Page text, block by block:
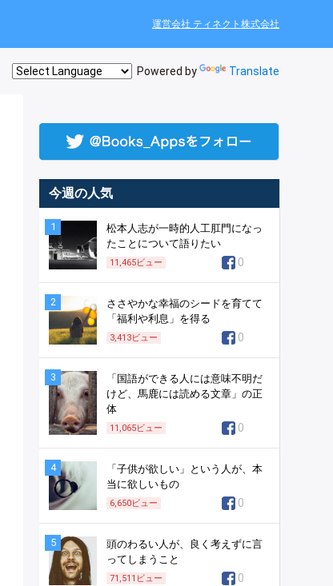
運営会社 ティネクト株式会社
Powered by Translate
今週の人気
1
松本人志が一時的人工肛門になっ
たことについて語りたい
11,465ビュー 0
2
ささやかな幸福のシードを育てて
「福利や利息」を得る
3,413ビュー 0
3
「国語ができる人には意味不明だ
けど、馬鹿には読める文章」の正
体
11,065ビュー 0
4
「子供が欲しい」という人が、本
当に欲しいもの
6,650ビュー 0
5
頭のわるい人が、良く考えずに言
ってしまうこと
71,511 ビュー 0